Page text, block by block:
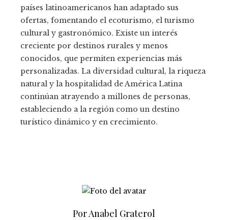
países latinoamericanos han adaptado sus
ofertas, fomentando el ecoturismo, el turismo
cultural y gastronómico. Existe un interés
creciente por destinos rurales y menos
conocidos, que permiten experiencias más
personalizadas. La diversidad cultural, la riqueza
natural y la hospitalidad de América Latina
continúan atrayendo a millones de personas,
estableciendo a la región como un destino
turístico dinámico y en crecimiento.
Por Anabel Graterol